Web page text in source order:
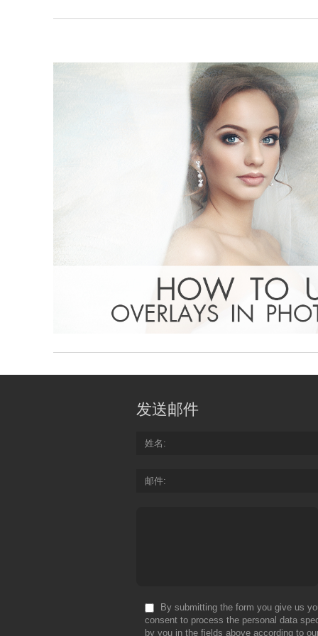
发送邮件
姓名
邮件
By submitting the form you give us
consent to process the personal data
by you in the fields above according to